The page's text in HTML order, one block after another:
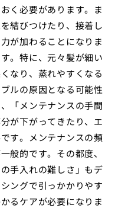
く必要があります。ま
結びつけたり、接着し
が加わることになりま
。特に、元々髪が細い
なり、蒸れやすくなる
ルの原因となる可能性
「メンテナンスの手間
が下がってきたり、エ
す。メンテナンスの頻
般的です。その都度、
手入れの難しさ」もデ
ングで引っかかりやす
るケアが必要になりま